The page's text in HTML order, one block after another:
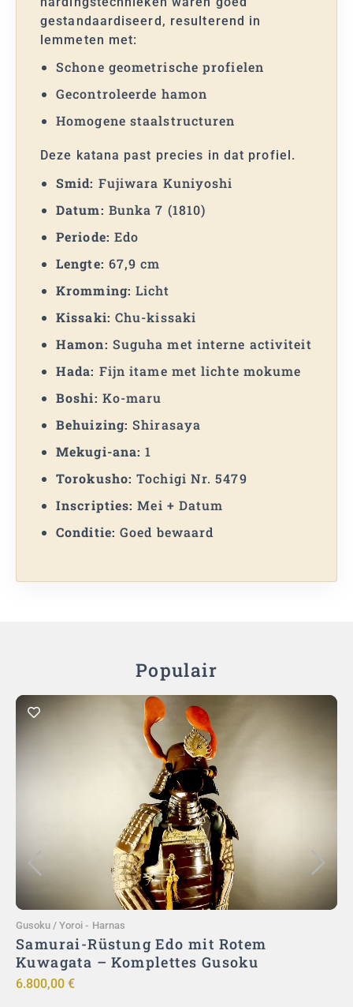
gestandaardiseerd, resulterend in
lemmeten met:
Schone geometrische profielen
Gecontroleerde hamon
Homogene staalstructuren
Deze katana past precies in dat profiel.
Smid: Fujiwara Kuniyoshi
Datum: Bunka 7 (1810)
Periode: Edo
Lengte: 67,9 cm
Kromming: Licht
Kissaki: Chu-kissaki
Hamon: Suguha met interne activiteit
Hada: Fijn itame met lichte mokume
Boshi: Ko-maru
Behuizing: Shirasaya
Mekugi-ana: 1
Torokusho: Tochigi Nr. 5479
Inscripties: Mei + Datum
Conditie: Goed bewaard
Populair
Toevoegen aan winkelwagen
Gusoku / Yoroi - Harnas
Samurai-Rüstung Edo mit Rotem
Kuwagata – Komplettes Gusoku
6.800,00 €